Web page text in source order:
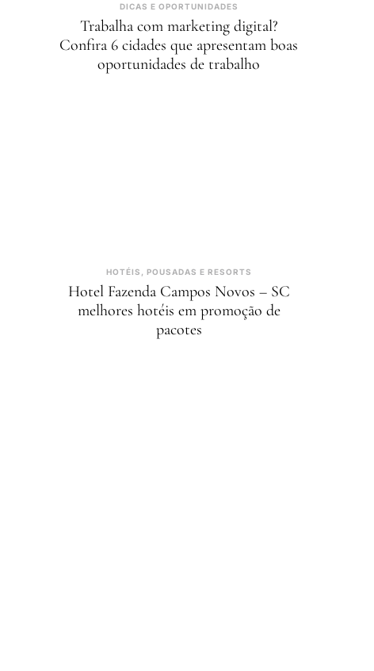
DICAS E OPORTUNIDADES
Trabalha com marketing digital?
Confira 6 cidades que apresentam boas
oportunidades de trabalho
HOTÉIS, POUSADAS E RESORTS
Hotel Fazenda Campos Novos – SC
melhores hotéis em promoção de
pacotes